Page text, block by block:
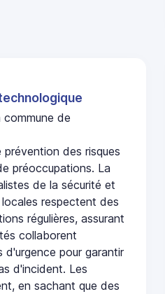
commune de
prévention des risques
préoccupations. La
de la sécurité et
respectent des
régulières, assurant
collaborent
pour garantir
d'incident. Les
en sachant que des